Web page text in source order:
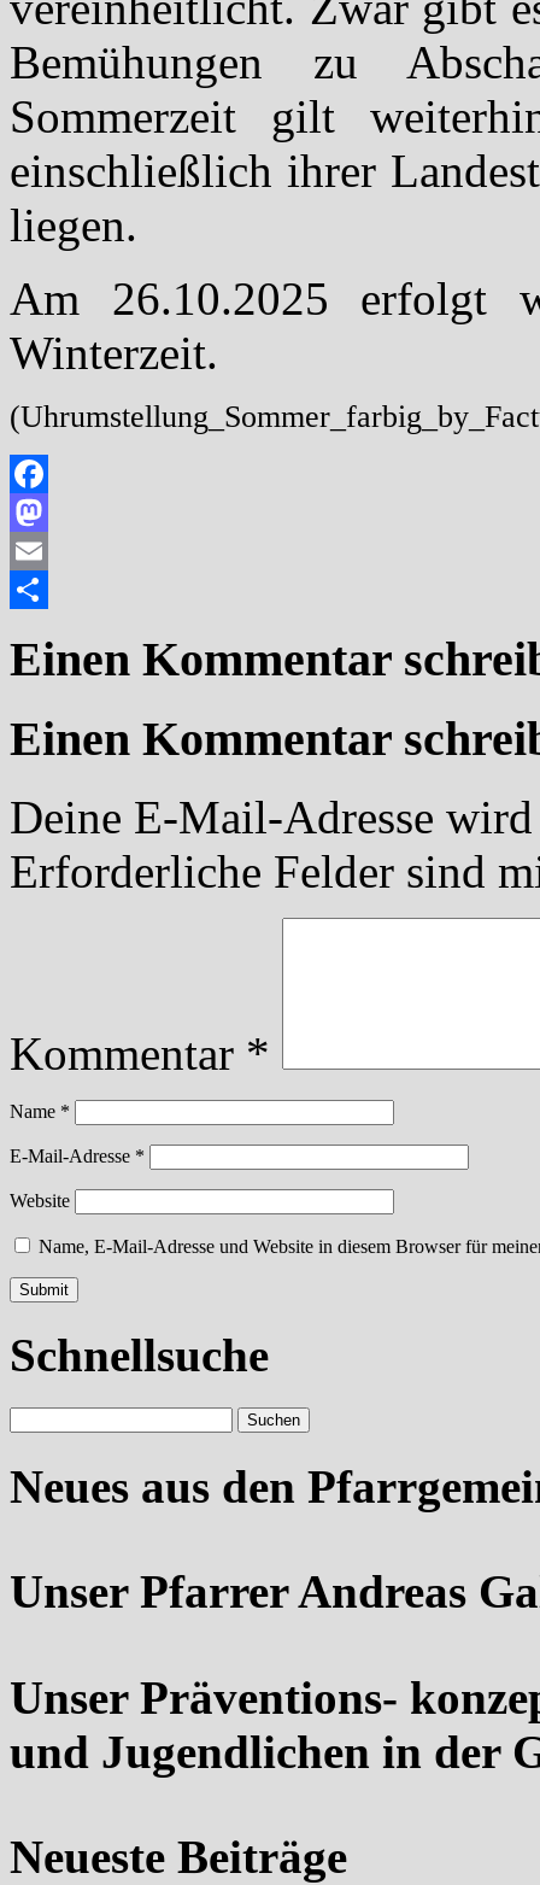
Bemühungen zu
Sommerzeit gilt
einschließlich ihrer
liegen.
Am 26.10.2025 erfolgt
Winterzeit.
Facebook
Mastodon
Email
Einen Kommentar
Einen Kommentar
Deine E-Mail-Adresse
Erforderliche Felder sind
Kommentar *
Name *
E-Mail-Adresse *
Website
Name, E-Mail-Adresse und Website in diesem Browser für
Schnellsuche
Neues aus den
Unser Pfarrer Andreas
Unser Präventions-
und Jugendlichen in der
Neueste Beiträge